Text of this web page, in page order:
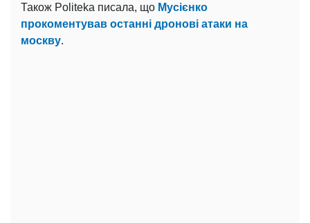
Також Politeka писала, що Мусієнко
прокоментував останні дронові атаки на
москву.